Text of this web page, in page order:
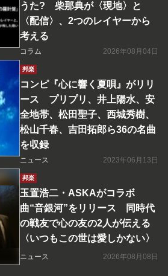
うた? 柴那典が〈現地〉と
〈配信〉、2つのレイヤーから
考える
コラム 2026年08月04日
邦楽
コンピ『心に響く夏唄』がリリ
ース プリプリ、井上陽水、安
全地帯、松田聖子、西城秀樹、
松山千春、吉田拓郎ら36の名曲
を収録
ニュース 2023年06月13日
邦楽
玉置浩二・ASKAがコラボ
曲“音銀河”をリリース 同時代
の戦友で心の友の2人が伝える
〈いつもこの世は愛しかない〉
ニュース 2026年08月08日